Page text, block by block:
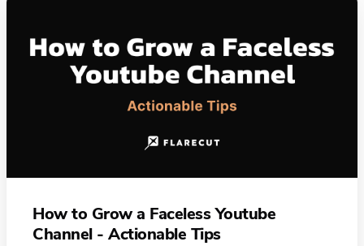
How to Grow a Faceless Youtube
Channel - Actionable Tips